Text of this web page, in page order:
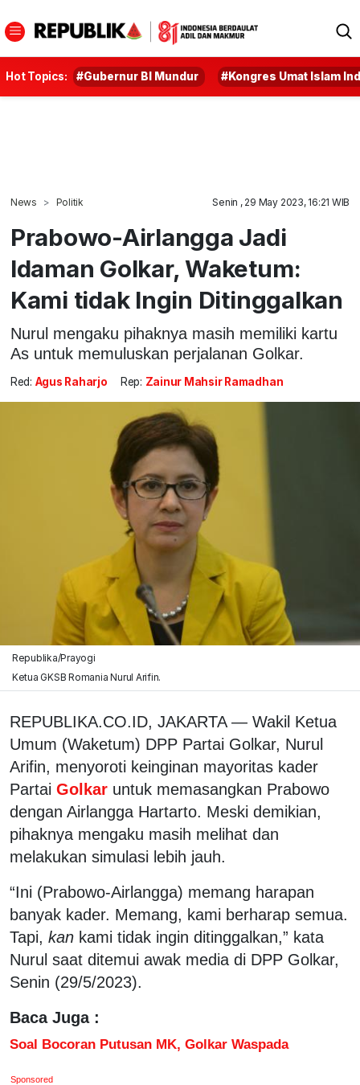
Hot Topics: #Gubernur BI Mundur #Kongres Umat Islam
News Politik Senin , 29 May 2023, 16:21 WIB
Prabowo-Airlangga Jadi
Idaman Golkar, Waketum:
Kami tidak Ingin Ditinggalkan
Nurul mengaku pihaknya masih memiliki kartu
As untuk memuluskan perjalanan Golkar.
Red: Agus Raharjo Rep: Zainur Mahsir Ramadhan
Republika/Prayogi
Ketua GKSB Romania Nurul Arifin.
REPUBLIKA.CO.ID, JAKARTA — Wakil Ketua
Umum (Waketum) DPP Partai Golkar, Nurul
Arifin, menyoroti keinginan mayoritas kader
Partai Golkar untuk memasangkan Prabowo
dengan Airlangga Hartarto. Meski demikian,
pihaknya mengaku masih melihat dan
melakukan simulasi lebih jauh.
“Ini (Prabowo-Airlangga) memang harapan
banyak kader. Memang, kami berharap semua.
Tapi, kan kami tidak ingin ditinggalkan,” kata
Nurul saat ditemui awak media di DPP Golkar,
Senin (29/5/2023).
Baca Juga :
Soal Bocoran Putusan MK, Golkar Waspada
Sponsored